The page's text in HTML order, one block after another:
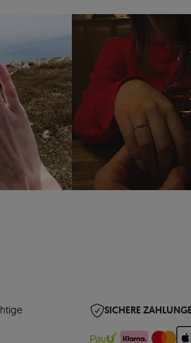
SICHERE